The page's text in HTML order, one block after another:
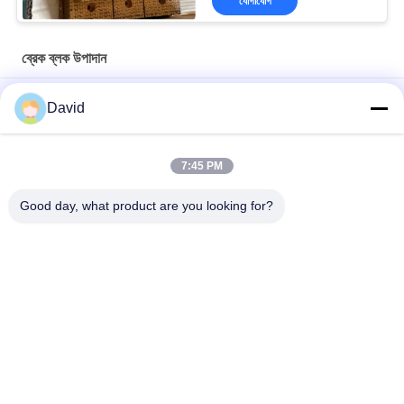
ব্রেক ব্লক উপাদান
তেল ভাল ড্রিলিং রোড ব্রেক ব্লক বোনা ব্রেক লাইনিং ড্রিলিং মেশিনের জন্য
অ্যাসবেস্ট মুক্ত বোনা ব্রেক আস্তরণ বোনা ব্রেক ব্লক বোনা ব্রেক প্যাড তেল পুঁজ খনির
David
7:45 PM
Good day, what product are you looking for?